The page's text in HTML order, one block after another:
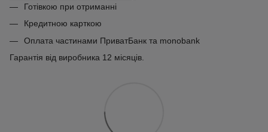
Готівкою при отриманні
Кредитною карткою
Оплата частинами ПриватБанк та monobank
Гарантія від виробника 12 місяців.